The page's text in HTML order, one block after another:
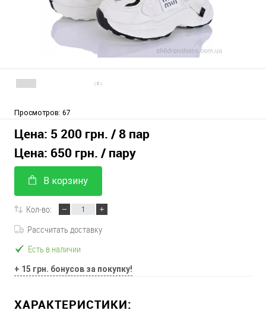
( 0 )
Просмотров: 67
Цена: 5 200 грн. / 8 пар
Цена: 650 грн. / пару
В корзину
Кол-во:
Рассчитать доставку
Есть в наличии
+ 15 грн. бонусов за покупку!
ХАРАКТЕРИСТИКИ: